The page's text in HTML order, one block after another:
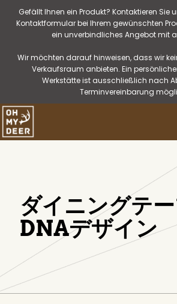
Gefällt Ihnen ein Produkt? Kontaktieren Sie
Kontaktformular bei Ihrem gewünschten
ein unverbindliches Angebot mit
Wir möchten darauf hinweisen, dass wir
Verkaufsraum anbieten. Ein
Werkstätte ist ausschließlich nach
Terminvereinbarung
ダイニングテ
DNAデザイン